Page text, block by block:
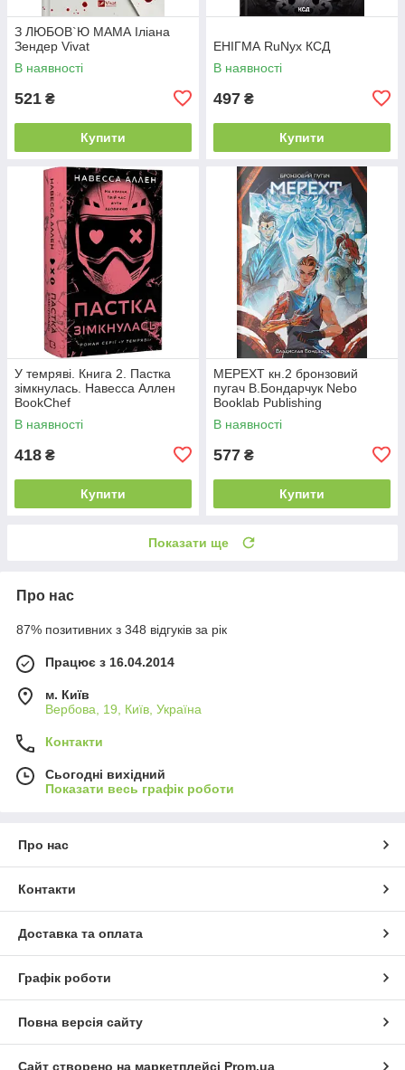
З ЛЮБОВ`Ю МАМА Іліана
Зендер Vivat
В наявності
521 ₴
Купити
ЕНІГМА RuNyx КСД
В наявності
497 ₴
Купити
У темряві. Книга 2. Пастка
зімкнулась. Навесса Аллен
BookChef
В наявності
418 ₴
Купити
МЕРЕХТ кн.2 бронзовий
пугач В.Бондарчук Nebo
Booklab Publishing
В наявності
577 ₴
Купити
Показати ще
Про нас
87% позитивних з 348 відгуків за рік
Працює з 16.04.2014
м. Київ
Вербова, 19, Київ, Україна
Контакти
Сьогодні вихідний
Показати весь графік роботи
Про нас
Контакти
Доставка та оплата
Графік роботи
Повна версія сайту
Сайт створено на маркетплейсі Prom.ua